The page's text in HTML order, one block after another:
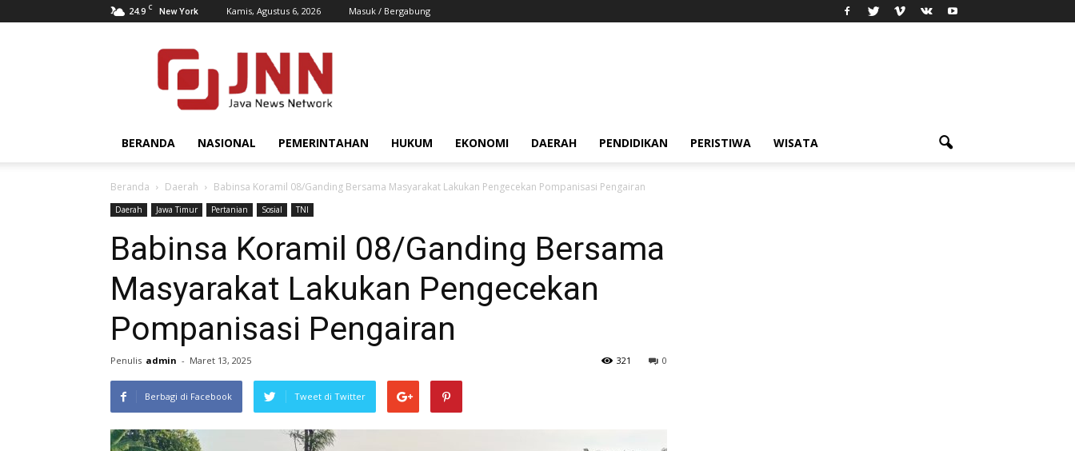
24.9 C New York Kamis, Agustus 6, 2026 Masuk / Bergabung
JNN.co.id
BERANDA NASIONAL PEMERINTAHAN HUKUM EKONOMI DAERAH PENDIDIKAN PERISTIWA WISATA
Beranda Daerah Babinsa Koramil 08/Ganding Bersama Masyarakat Lakukan Pengecekan Pompanisasi Pengairan
Daerah Jawa Timur Pertanian Sosial TNI
Babinsa Koramil 08/Ganding Bersama
Masyarakat Lakukan Pengecekan
Pompanisasi Pengairan
Penulis admin - Maret 13, 2025 0
321
Berbagi di Facebook Tweet di Twitter